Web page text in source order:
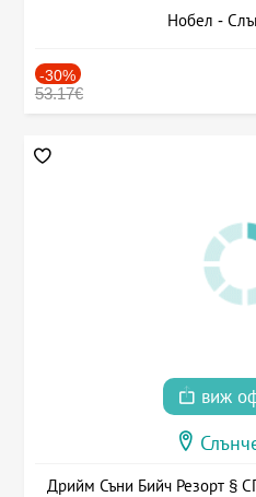
Нобел -
-30%
53.17€
виж
Дрийм Съни Бийч Резорт §